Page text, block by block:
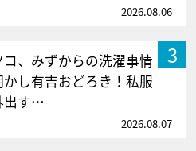
2026.08.06
3
コ、みずからの洗濯事情
かし有吉おどろき！私服
出す…
2026.08.07